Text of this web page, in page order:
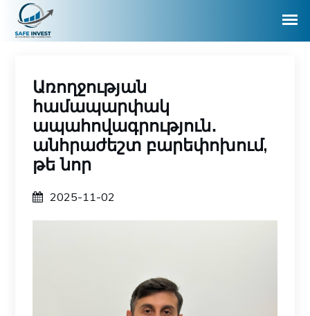
Առողջության
համապարփակ
ապահովագրություն․
անհրաժեշտ բարեփոխում,
թե նոր
2025-11-02